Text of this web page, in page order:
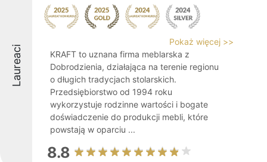
Laureaci
Pokaż więcej >>
KRAFT to uznana firma meblarska z
Dobrodzienia, działająca na terenie regionu
o długich tradycjach stolarskich.
Przedsiębiorstwo od 1994 roku
wykorzystuje rodzinne wartości i bogate
doświadczenie do produkcji mebli, które
powstają w oparciu ...
8.8